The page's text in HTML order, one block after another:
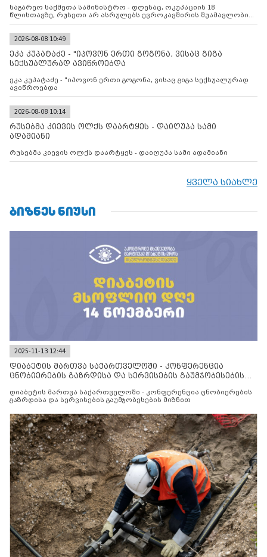
საგარეო საქმეთა სამინისტრო - დღესაც, ოკუპაციის 18
წლისთავზე, რუსეთი არ ასრულებს ევროკავშირის შუამავლობით
დადებულ 2008 წლის 12 აგვისტოს ცეცხლის შეწყვეტის
კონტროლს ოკუპირებულ რეგიონებში, აგრძელებს მათი
მილიტარიზაციის პროცესს და აქტიურად დგამს ნაბიჯებს მათი
ფაქტობრივი ანექსიისკენ
2026-08-08 10:49
ეკა კუპატაძე - "იპოვონ ერთი გოგონა, ვისაც გიგა
სექსუალურად ავიწროებდა
ეკა კუპატაძე - "იპოვონ ერთი გოგონა, ვისაც გიგა სექსუალურად
ავიწროებდა
2026-08-08 10:14
რუსებმა კიევის ოლქს დაარტყეს - დაიღუპა სამი
ადამიანი
რუსებმა კიევის ოლქს დაარტყეს - დაიღუპა სამი ადამიანი
ყველა სიახლე
ᲑᲘᲖᲜᲔᲡ ᲜᲘᲣᲡᲘ
2025-11-13 12:44
დიაბეტის მართვა საქართველოში - კონფერენცია
ცნობიერების გაზრდისა და სერვისების გაუმჯობესების
დიაბეტის მართვა საქართველოში - კონფერენცია ცნობიერების
გაზრდისა და სერვისების გაუმჯობესების მიზნით